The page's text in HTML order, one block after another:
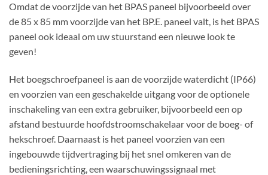
Omdat de voorzijde van het BPAS paneel bijvoorbeeld over
de 85 x 85 mm voorzijde van het BP.E. paneel valt, is het BPAS
paneel ook ideaal om uw stuurstand een nieuwe look te
geven!
Het boegschroefpaneel is aan de voorzijde waterdicht (IP66)
en voorzien van een geschakelde uitgang voor de optionele
inschakeling van een extra gebruiker, bijvoorbeeld een op
afstand bestuurde hoofdstroomschakelaar voor de boeg- of
hekschroef. Daarnaast is het paneel voorzien van een
ingebouwde tijdvertraging bij het snel omkeren van de
bedieningsrichting, een waarschuwingssignaal met